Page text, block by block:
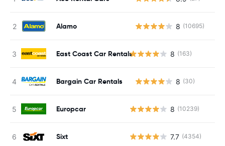
Alamo 8 (10695)
East Coast Car Rentals 8 (163)
Bargain Car Rentals 8 (30)
Europcar 8 (10239)
Sixt 7.7 (4354)